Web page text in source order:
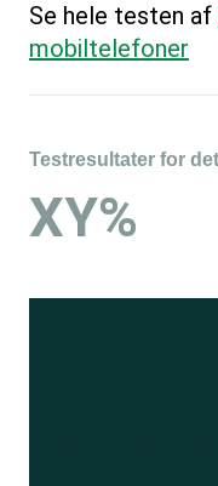
Se hele testen af
mobiltelefoner
Testresultater for
XY%